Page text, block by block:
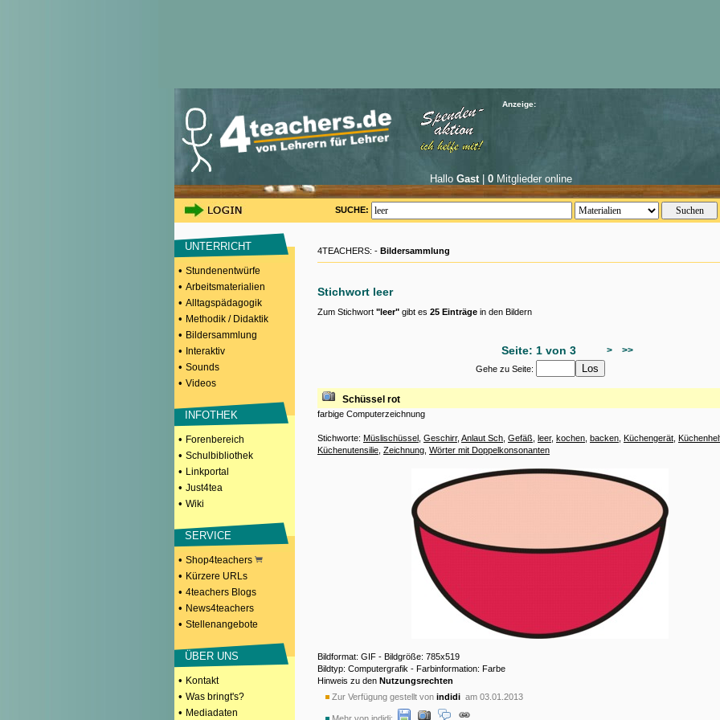
Anzeige:
Hallo Gast| 0Mitglieder online
SUCHE:
UNTERRICHT
• Stundenentwürfe
• Arbeitsmaterialien
• Alltagspädagogik
• Methodik / Didaktik
• Bildersammlung
• Interaktiv
• Sounds
• Videos
INFOTHEK
• Forenbereich
• Schulbibliothek
• Linkportal
• Just4tea
• Wiki
SERVICE
• Shop4teachers
• Kürzere URLs
• 4teachers Blogs
• News4teachers
• Stellenangebote
ÜBER UNS
• Kontakt
• Was bringt's?
• Mediadaten
4TEACHERS: - Bildersammlung
Stichwort leer
Zum Stichwort "leer" gibt es 25 Einträge in den Bildern
Seite: 1 von 3 > >>
Gehe zu Seite:
Schüssel rot
farbige Computerzeichnung
Stichworte: Müslischüssel Geschirr, Anlaut Sch Gefäß leer, kochen backen Küchengerät
Küchenutensilie Zeichnung Wörter mit Doppelkonsonanten
Bildformat: GIF - Bildgröße: 785x519
Bildtyp: Computergrafik - Farbinformation: Farbe
Hinweis zu den Nutzungsrechten
Zur Verfügung gestellt von indidi am 03.01.2013